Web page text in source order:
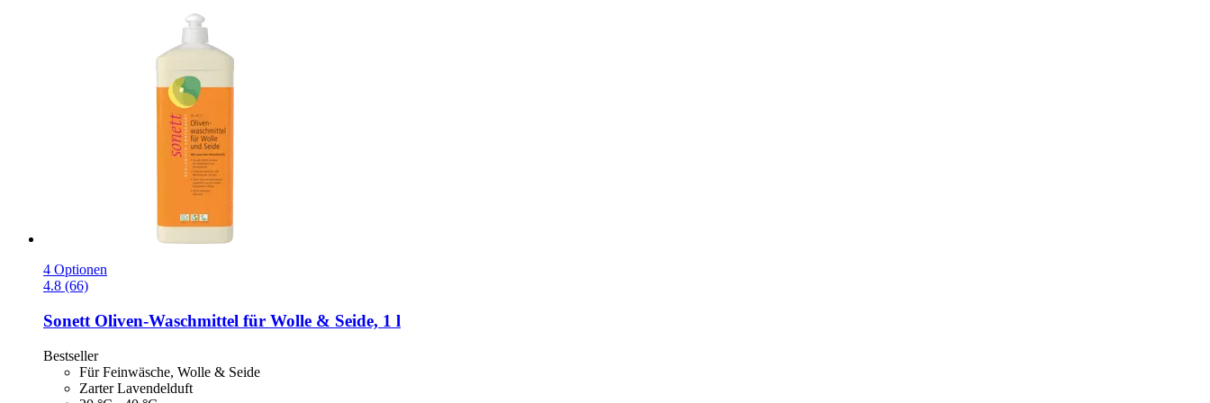
4 Optionen
4.8 (66)
Sonett Oliven-​Waschmittel für Wolle & Seide, 1 l
Bestseller
Für Feinwäsche, Wolle & Seide
Zarter Lavendelduft